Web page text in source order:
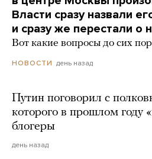
Власти сразу назвали
и сразу же перестали о
Вот какие вопросы до сих
НОВОСТИ день назад
Путин поговорил с
которого в прошлом году
блогеры
день назад